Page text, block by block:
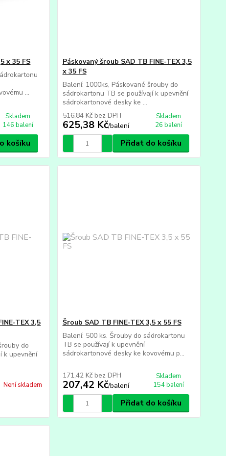
x 35 FS
...
Skladem
146 balení
košíku
Páskovaný šroub SAD TB FINE-TEX 3,5
x 35 FS
Balení: 1000ks, Páskované šrouby do
sádrokartonu TB se používají k upevnění
sádrokartonové desky ke ...
625,38 Kč/balení
516,84 Kč bez DPH
Skladem
26 balení
Přidat do košíku
TEX 3,5
do
k upevnění
Není skladem
Šroub SAD TB FINE-TEX 3,5 x 55 FS
Balení: 500 ks. Šrouby do sádrokartonu
TB se používají k upevnění
sádrokartonové desky ke kovovému p...
207,42 Kč/balení
171,42 Kč bez DPH
Skladem
154 balení
Přidat do košíku